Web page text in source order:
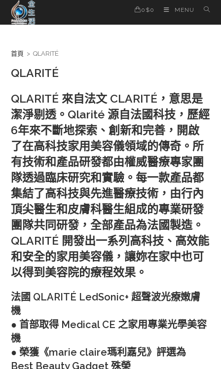
0 $0 MENU
首頁 > QLARITÉ
QLARITÉ
QLARITÉ 來自法文 CLARITÉ，意思是
潔淨剔透。Qlarité 源自法國科技，歷經
6年來不斷地探索、創新和完善，開啟
了在高科技家用美容儀領域的傳奇。所
有技術和產品研發都由權威醫療專家團
隊透過臨床研究和實驗。每一款產品都
集結了高科技與先進醫療技術，由行內
頂尖醫生和皮膚科醫生組成的專業研發
團隊共同研發，全部產品為法國製造。
QLARITÉ 開發出一系列高科技、高效能
和安全的家用美容儀，讓妳在家中也可
以得到美容院的療程效果。
法國 QLARITÉ LedSonic+ 超聲波光療嫩膚
機
● 首部取得 Medical CE 之家用專業光學美容
機
● 榮獲《marie claire瑪利嘉兒》評選為
Best Beauty Gadget 殊榮